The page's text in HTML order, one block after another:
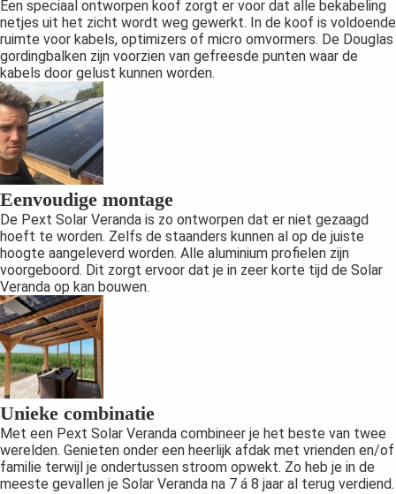
Een speciaal ontworpen koof zorgt er voor dat alle bekabeling
netjes uit het zicht wordt weg gewerkt. In de koof is voldoende
ruimte voor kabels, optimizers of micro omvormers. De Douglas
gordingbalken zijn voorzien van gefreesde punten waar de
kabels door gelust kunnen worden.
Eenvoudige montage
De Pext Solar Veranda is zo ontworpen dat er niet gezaagd
hoeft te worden. Zelfs de staanders kunnen al op de juiste
hoogte aangeleverd worden. Alle aluminium profielen zijn
voorgeboord. Dit zorgt ervoor dat je in zeer korte tijd de Solar
Veranda op kan bouwen.
Unieke combinatie
Met een Pext Solar Veranda combineer je het beste van twee
werelden. Genieten onder een heerlijk afdak met vrienden en/of
familie terwijl je ondertussen stroom opwekt. Zo heb je in de
meeste gevallen je Solar Veranda na 7 á 8 jaar al terug verdiend.